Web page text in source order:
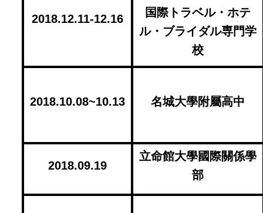
2018.12.11-12.16
国際トラベル・ホテ
ル・ブライダル専門学
校
2018.10.08~10.13 名城大學附屬高中
2018.09.19
立命館大學國際關係學
部